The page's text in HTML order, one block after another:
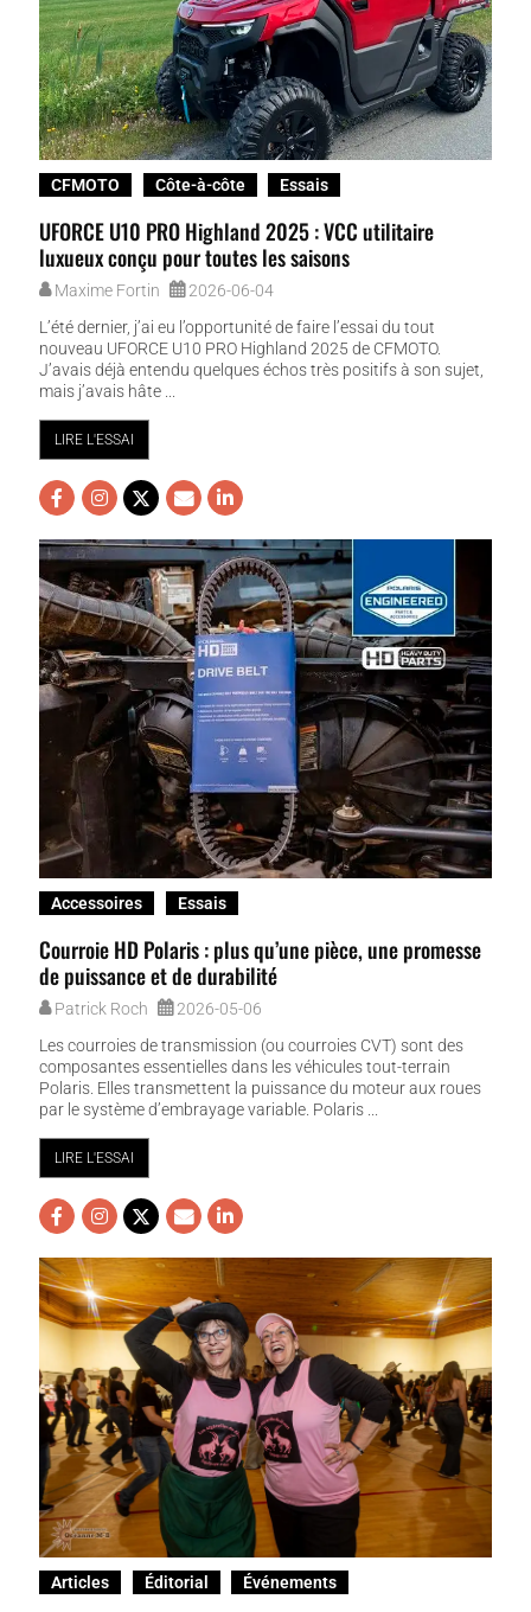
CFMOTO Côte-à-côte Essais
UFORCE U10 PRO Highland 2025 : VCC utilitaire
luxueux conçu pour toutes les saisons
Maxime Fortin
2026-06-04
L’été dernier, j’ai eu l’opportunité de faire l’essai du tout
nouveau UFORCE U10 PRO Highland 2025 de CFMOTO.
J’avais déjà entendu quelques échos très positifs à son sujet,
mais j’avais hâte ...
LIRE L'ESSAI
Accessoires Essais
Courroie HD Polaris : plus qu’une pièce, une promesse
de puissance et de durabilité
Patrick Roch
2026-05-06
Les courroies de transmission (ou courroies CVT) sont des
composantes essentielles dans les véhicules tout-terrain
Polaris. Elles transmettent la puissance du moteur aux roues
par le système d’embrayage variable. Polaris ...
LIRE L'ESSAI
Articles Éditorial Événements